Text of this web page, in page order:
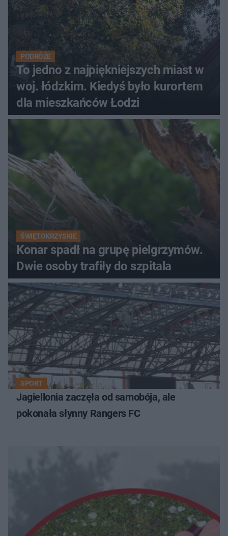
PODRÓŻE
To jedno z najpiękniejszych miast w
woj. łódzkim. Kiedyś było kurortem
dla mieszkańców Łodzi
ŚWIĘTOKRZYSKIE
Konar spadł na grupę pielgrzymów.
Dwie osoby trafiły do szpitala
SPORT
Jagiellonia zaczęła od samobója, ale
pokonała słynny Rangers FC